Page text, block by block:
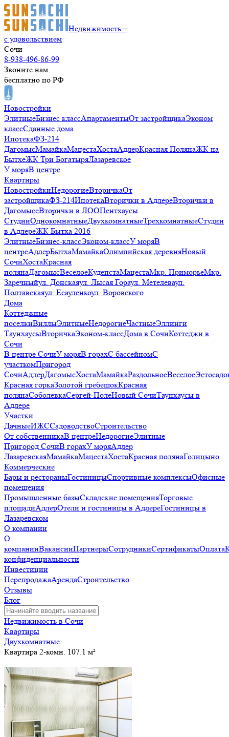
Недвижимость –
с удовольствием
Сочи
8-938-496-86-99
Звоните нам
бесплатно по РФ
Новостройки
ЭлитныеБизнес классАпартаментыОт застройщикаЭконом
классСданные дома
ИпотекаФЗ-214
ДагомысМамайкаМацестаХостаАдлерКрасная ПолянаЖК на
БытхеЖК Три БогатыряЛазаревское
У моряВ центре
Квартиры
НовостройкиНедорогиеВторичкаОт
застройщикаФЗ-214ИпотекаВторички в АдлереВторички в
ДагомысеВторички в ЛООПентхаусы
СтудииОднокомнатныеДвухкомнатныеТрехкомнатныеСтудии
в АдлереЖК Бытха 2016
ЭлитныеБизнес-классЭконом-классУ моряВ
центреАдлерБытхаМамайкаОлимпийская деревняНовый
СочиХостаКрасная
полянаДагомысВеселоеКудепстаМацестаМкр. ПриморьеМкр.
Заречныйул. Донскаяул. Лысая Гораул. Метелеваул.
Полтавскаяул. Есауленкоул. Воровского
Дома
Коттеджные
поселкиВиллыЭлитныеНедорогиеЧастныеЭллинги
ТаунхаусыВторичкаЭконом-классДома в СочиКоттеджи в
Сочи
В центре СочиУ моряВ горахС бассейномС
участкомПригород
СочиАдлерДагомысХостаМамайкаРаздольноеВеселое
Красная горкаЗолотой гребешокКрасная
полянаСоболевкаСергей-ПолеНовый СочиТаунхаусы в
Адлере
Участки
ДачныеИЖССадоводствоСтроительство
От собственникаВ центреНедорогиеЭлитные
Пригород СочиВ горахУ моряАдлер
ЛазаревскаяМамайкаМацестаХостаКрасная полянаГолицыно
Коммерческие
Бары и рестораныГостиницыСпортивные комплексыОфисные
помещения
Промышленные базыСкладские помещенияТорговые
площадиАдлерОтели и гостиницы в АдлереГостиницы в
Лазаревском
О компании
О
компанииВакансииПартнерыСотрудникиСертификатыОплата
конфиденциальности
Инвестиции
ПерепродажаАрендаСтроительство
Отзывы
Блог
Недвижимость в Сочи
Квартиры
Двухкомнатные
Квартира 2-комн. 107.1 м²